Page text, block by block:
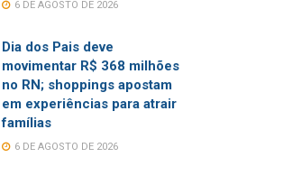
6 DE AGOSTO DE 2026
Dia dos Pais deve
movimentar R$ 368 milhões
no RN; shoppings apostam
em experiências para atrair
famílias
6 DE AGOSTO DE 2026